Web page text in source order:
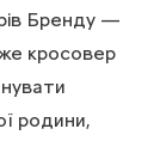
Бренду —
кросовер
родини,